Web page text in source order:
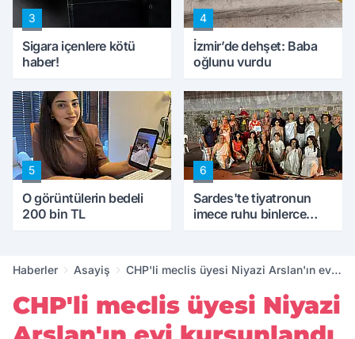
3
Sigara içenlere kötü
haber!
4
İzmir’de dehşet: Baba
oğlunu vurdu
5
O görüntülerin bedeli
200 bin TL
6
Sardes'te tiyatronun
imece ruhu binlerce
Haberler Asayiş
CHP'li meclis üyesi Niyazi Arslan'ın evi
CHP'li meclis üyesi Niyazi